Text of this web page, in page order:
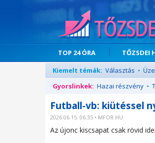
TOP 24 ÓRA TŐZSDEI
Kiemelt témák: Választás •
Gyorslinkek: Hazai részvény •
Futball-vb: kiütéssel
2026.06.15. 06:35 • MFOR.HU
Az újonc kiscsapat csak rövid